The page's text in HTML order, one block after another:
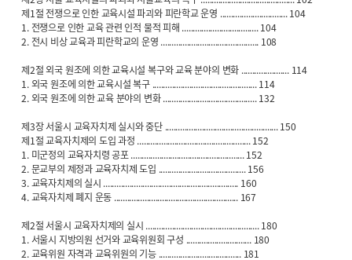
제1절 전쟁으로 인한 교육시설 파괴와 피란학교 운영 ............................... 104
1. 전쟁으로 인한 교육 관련 인적 물적 피해 ................................... 104
2. 전시 비상 교육과 피란학교의 운영 ............................................. 108
제2절 외국 원조에 의한 교육시설 복구와 교육 분야의 변화 ...................... 114
1. 외국 원조에 의한 교육시설 복구 ................................................ 114
2. 외국 원조에 의한 교육 분야의 변화 ........................................... 132
제3장 서울시 교육자치제 실시와 중단 .................................................... 150
제1절 교육자치제의 도입 과정 .................................................... 152
1. 미군정의 교육자치령 공포 .................................................... 152
2. 문교부의 제정과 교육자치제 도입 ........................................ 156
3. 교육자치제의 실시 .............................................................. 160
4. 교육자치제 폐지 운동 ......................................................... 167
제2절 서울시 교육자치제의 실시 .................................................... 180
1. 서울시 지방의원 선거와 교육위원회 구성 .............................. 180
2. 교육위원 자격과 교육위원의 기능 ...................................... 181